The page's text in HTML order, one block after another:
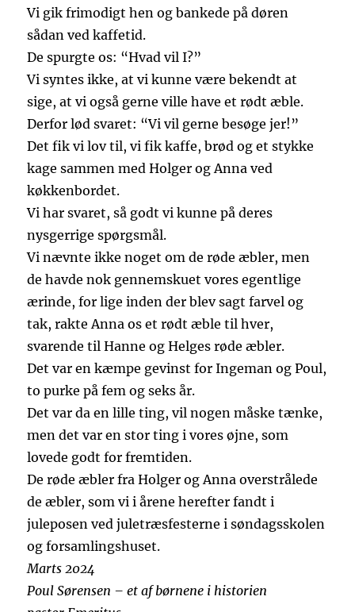
Vi gik frimodigt hen og bankede på døren
sådan ved kaffetid.
De spurgte os: “Hvad vil I?”
Vi syntes ikke, at vi kunne være bekendt at
sige, at vi også gerne ville have et rødt æble.
Derfor lød svaret: “Vi vil gerne besøge jer!”
Det fik vi lov til, vi fik kaffe, brød og et stykke
kage sammen med Holger og Anna ved
køkkenbordet.
Vi har svaret, så godt vi kunne på deres
nysgerrige spørgsmål.
Vi nævnte ikke noget om de røde æbler, men
de havde nok gennemskuet vores egentlige
ærinde, for lige inden der blev sagt farvel og
tak, rakte Anna os et rødt æble til hver,
svarende til Hanne og Helges røde æbler.
Det var en kæmpe gevinst for Ingeman og Poul,
to purke på fem og seks år.
Det var da en lille ting, vil nogen måske tænke,
men det var en stor ting i vores øjne, som
lovede godt for fremtiden.
De røde æbler fra Holger og Anna overstrålede
de æbler, som vi i årene herefter fandt i
juleposen ved juletræsfesterne i søndagsskolen
og forsamlingshuset.
Marts 2024
Poul Sørensen – et af børnene i historien